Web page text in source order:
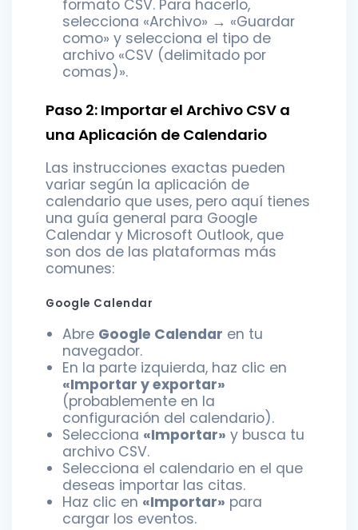
formato CSV. Para hacerlo,
selecciona «Archivo» → «Guardar
como» y selecciona el tipo de
archivo «CSV (delimitado por
comas)».
Paso 2: Importar el Archivo CSV a
una Aplicación de Calendario
Las instrucciones exactas pueden
variar según la aplicación de
calendario que uses, pero aquí tienes
una guía general para Google
Calendar y Microsoft Outlook, que
son dos de las plataformas más
comunes:
Google Calendar
Abre Google Calendar en tu
navegador.
En la parte izquierda, haz clic en
«Importar y exportar»
(probablemente en la
configuración del calendario).
Selecciona «Importar» y busca tu
archivo CSV.
Selecciona el calendario en el que
deseas importar las citas.
Haz clic en «Importar» para
cargar los eventos.